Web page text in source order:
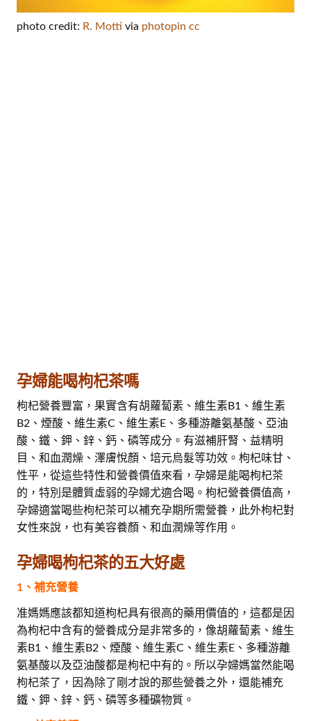
photo credit: R. Motti via photopin cc
孕婦能喝枸杞茶嗎
枸杞營養豐富，果實含有胡蘿蔔素、維生素B1、維生素
B2、煙酸、維生素C、維生素E、多種游離氨基酸、亞油
酸、鐵、鉀、鋅、鈣、磷等成分。有滋補肝腎、益精明
目、和血潤燥、澤膚悅顏、培元烏髮等功效。枸杞味甘、
性平，從這些特性和營養價值來看，孕婦是能喝枸杞茶
的，特別是體質虛弱的孕婦尤適合喝。枸杞營養價值高，
孕婦適當喝些枸杞茶可以補充孕期所需營養，此外枸杞對
女性來說，也有美容養顏、和血潤燥等作用。
孕婦喝枸杞茶的五大好處
1、補充營養
准媽媽應該都知道枸杞具有很高的藥用價值的，這都是因
為枸杞中含有的營養成分是非常多的，像胡蘿蔔素、維生
素B1、維生素B2、煙酸、維生素C、維生素E、多種游離
氨基酸以及亞油酸都是枸杞中有的。所以孕婦媽當然能喝
枸杞茶了，因為除了剛才說的那些營養之外，還能補充
鐵、鉀、鋅、鈣、磷等多種礦物質。